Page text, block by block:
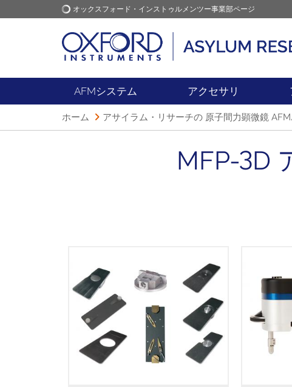
オックスフォード・インストゥルメンツー事業部ページ
オックスフォード・インス
トゥルメンツ
アプリケーション
AFMシステム アクセサリ
ホーム アサイラム・リサーチの 原子間力顕微鏡
MFP-3D
MFP-3D AFM/SPM用のサンプルマ
ウントが各種揃っています。標準的
な磁気マウントやクリップマウン
ト、また、SEMスタブやカバーガラ
ス用のマウントもあります。
MFP-3D
あるサ
グレン
Z方向に
イメージ
抑えます